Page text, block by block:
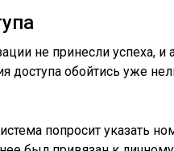
не принесли успеха,
доступа обойтись уже
попросит указать